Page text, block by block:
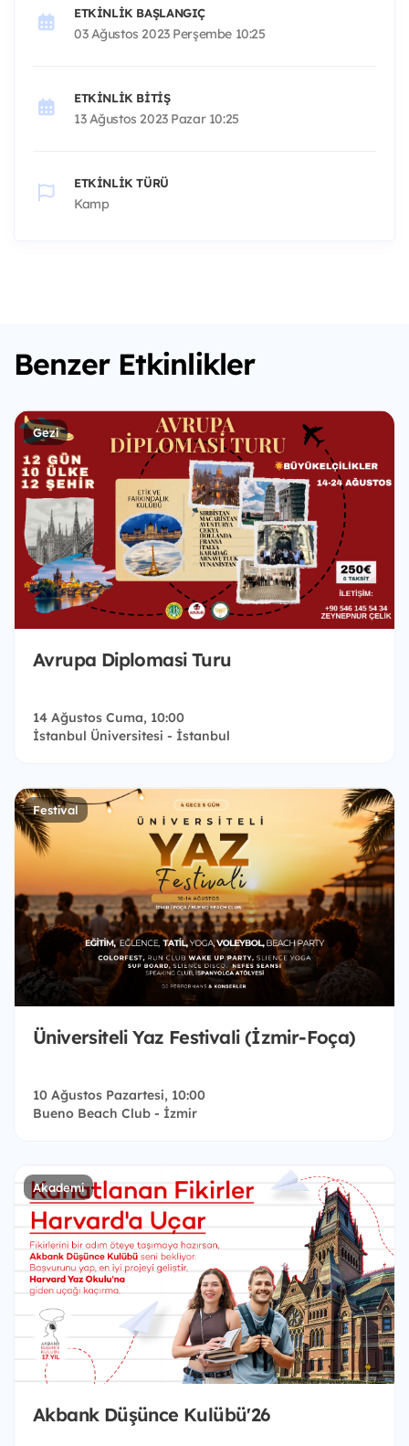
ETKINLIK BAŞLANGIÇ
03 Ağustos 2023 Perşembe 10:25
ETKINLIK BITIŞ
13 Ağustos 2023 Pazar 10:25
ETKINLIK TÜRÜ
Kamp
Benzer Etkinlikler
Gezi
Avrupa Diplomasi Turu
14 Ağustos Cuma, 10:00
İstanbul Üniversitesi - İstanbul
Festival
Üniversiteli Yaz Festivali (İzmir-Foça)
10 Ağustos Pazartesi, 10:00
Bueno Beach Club - İzmir
Akademi
Akbank Düşünce Kulübü'26